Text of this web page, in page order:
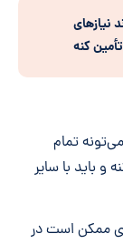
نیاز‌های
کنه
تمام
و باید با سایر
ممکن است در